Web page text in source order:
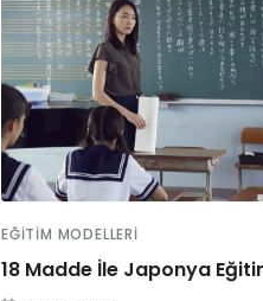
EĞITIM MODELLERI
18 Madde İle Japonya